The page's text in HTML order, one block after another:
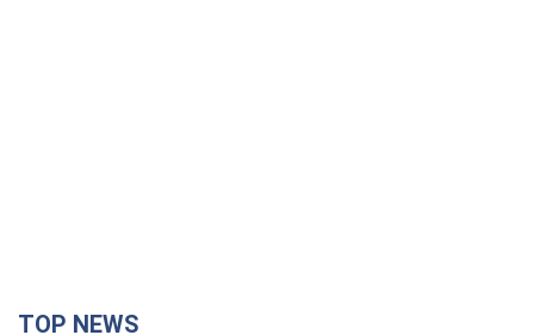
TOP NEWS